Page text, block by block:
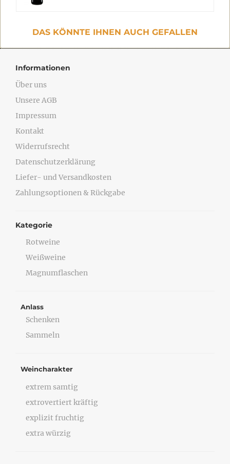
DAS KÖNNTE IHNEN AUCH GEFALLEN
Informationen
Über uns
Unsere AGB
Impressum
Kontakt
Widerrufsrecht
Datenschutzerklärung
Liefer- und Versandkosten
Zahlungsoptionen & Rückgabe
Kategorie
Rotweine
Weißweine
Magnumflaschen
Anlass
Schenken
Sammeln
Weincharakter
extrem samtig
extrovertiert kräftig
explizit fruchtig
extra würzig